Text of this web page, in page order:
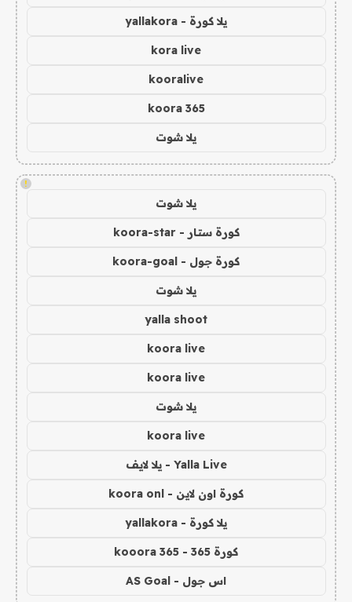
يلا كورة - yallakora
kora live
kooralive
koora 365
يلا شوت
!
يلا شوت
كورة ستار - koora-star
كورة جول - koora-goal
يلا شوت
yalla shoot
koora live
koora live
يلا شوت
koora live
Yalla Live - يلا لايف
كورة اون لاين - koora onl
يلا كورة - yallakora
كورة 365 - kooora 365
اس جول - AS Goal